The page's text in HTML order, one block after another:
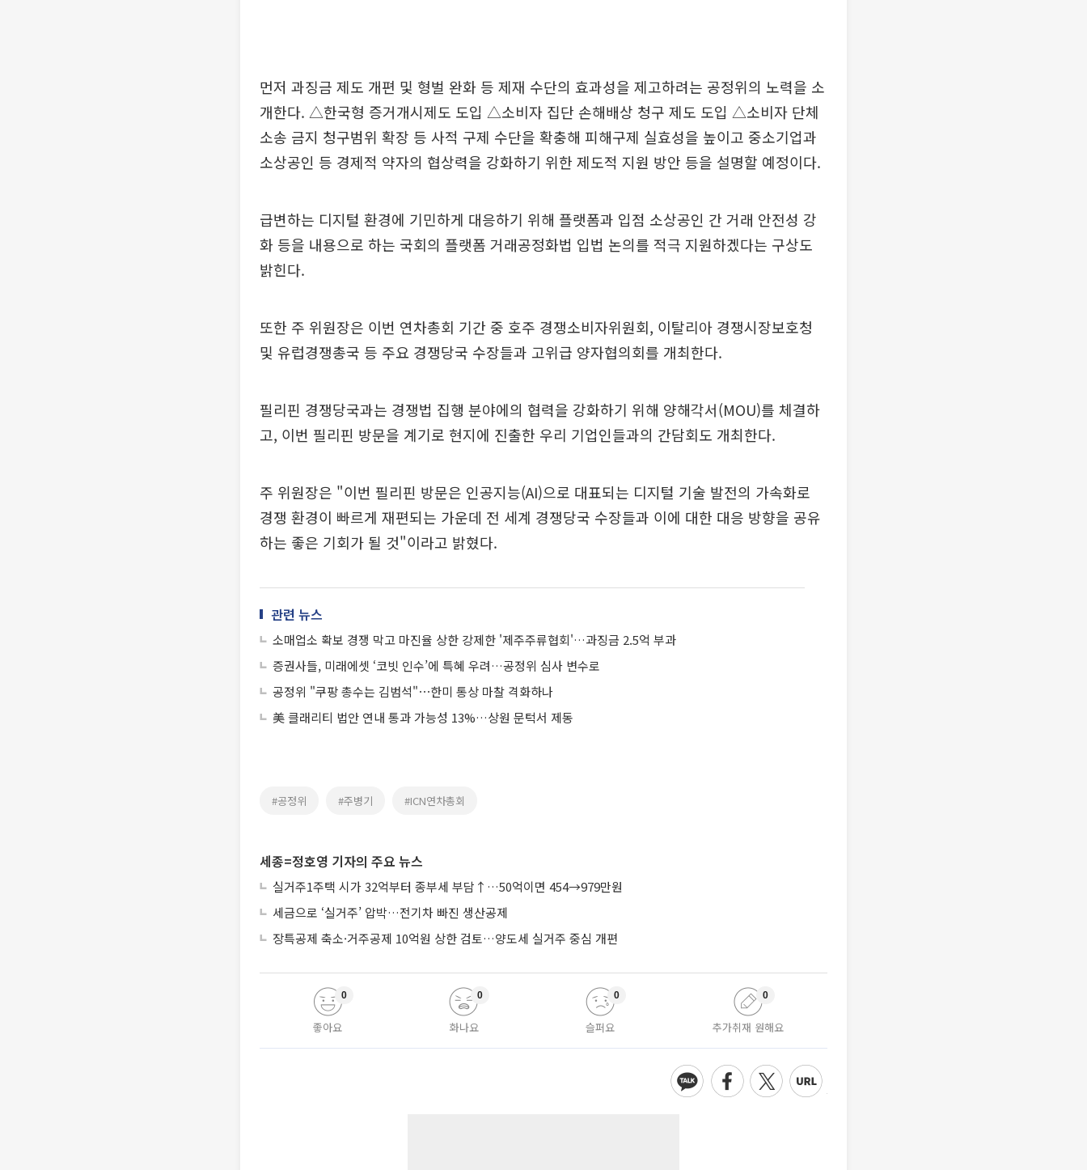
먼저 과징금 제도 개편 및 형벌 완화 등 제재 수단의 효과성을 제고하려는 공정위의 노력을 소
개한다. △한국형 증거개시제도 도입 △소비자 집단 손해배상 청구 제도 도입 △소비자 단체
소송 금지 청구범위 확장 등 사적 구제 수단을 확충해 피해구제 실효성을 높이고 중소기업과
소상공인 등 경제적 약자의 협상력을 강화하기 위한 제도적 지원 방안 등을 설명할 예정이다.
급변하는 디지털 환경에 기민하게 대응하기 위해 플랫폼과 입점 소상공인 간 거래 안전성 강
화 등을 내용으로 하는 국회의 플랫폼 거래공정화법 입법 논의를 적극 지원하겠다는 구상도
밝힌다.
또한 주 위원장은 이번 연차총회 기간 중 호주 경쟁소비자위원회, 이탈리아 경쟁시장보호청
및 유럽경쟁총국 등 주요 경쟁당국 수장들과 고위급 양자협의회를 개최한다.
필리핀 경쟁당국과는 경쟁법 집행 분야에의 협력을 강화하기 위해 양해각서(MOU)를 체결하
고, 이번 필리핀 방문을 계기로 현지에 진출한 우리 기업인들과의 간담회도 개최한다.
주 위원장은 "이번 필리핀 방문은 인공지능(AI)으로 대표되는 디지털 기술 발전의 가속화로
경쟁 환경이 빠르게 재편되는 가운데 전 세계 경쟁당국 수장들과 이에 대한 대응 방향을 공유
하는 좋은 기회가 될 것"이라고 밝혔다.
관련 뉴스
소매업소 확보 경쟁 막고 마진율 상한 강제한 '제주주류협회'…과징금 2.5억 부과
증권사들, 미래에셋 ‘코빗 인수’에 특혜 우려…공정위 심사 변수로
공정위 "쿠팡 총수는 김범석"⋯한미 통상 마찰 격화하나
美 클래리티 법안 연내 통과 가능성 13%…상원 문턱서 제동
#공정위 #주병기 #ICN연차총회
세종=정호영 기자의 주요 뉴스
실거주1주택 시가 32억부터 종부세 부담↑…50억이면 454→979만원
세금으로 ‘실거주’ 압박…전기차 빠진 생산공제
장특공제 축소·거주공제 10억원 상한 검토…양도세 실거주 중심 개편
좋아요
0
화나요
0
슬퍼요
0
추가취재 원해요
0